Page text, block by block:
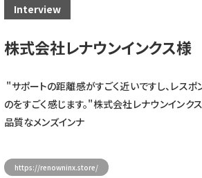
Interview
株式会社レナウンインクス様
"サポートの距離感がすごく近いですし、レスポ
のをすごく感じます。"株式会社レナウンインク
品質なメンズインナ
https://renowninx.store/